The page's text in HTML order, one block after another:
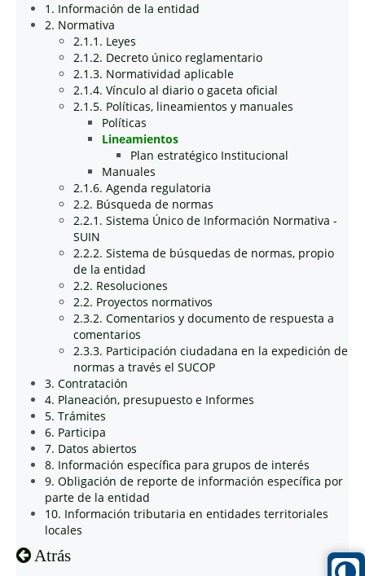
1. Información de la entidad
2. Normativa
2.1.1. Leyes
2.1.2. Decreto único reglamentario
2.1.3. Normatividad aplicable
2.1.4. Vínculo al diario o gaceta oficial
2.1.5. Políticas, lineamientos y manuales
Políticas
Lineamientos
Plan estratégico Institucional
Manuales
2.1.6. Agenda regulatoria
2.2. Búsqueda de normas
2.2.1. Sistema Único de Información Normativa -
SUIN
2.2.2. Sistema de búsquedas de normas, propio
de la entidad
2.2. Resoluciones
2.2. Proyectos normativos
2.3.2. Comentarios y documento de respuesta a
comentarios
2.3.3. Participación ciudadana en la expedición de
normas a través el SUCOP
3. Contratación
4. Planeación, presupuesto e Informes
5. Trámites
6. Participa
7. Datos abiertos
8. Información específica para grupos de interés
9. Obligación de reporte de información específica por
parte de la entidad
10. Información tributaria en entidades territoriales
locales
Atrás